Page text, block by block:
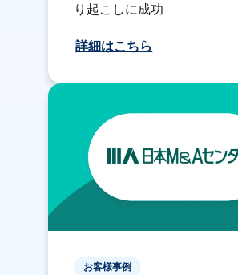
り起こしに成功
詳細はこちら
お客様事例